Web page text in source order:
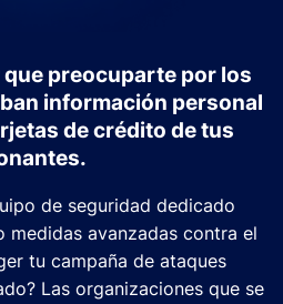
preocuparte por los
información personal
de crédito de tus
de seguridad dedicado
medidas avanzadas contra el
tu campaña de ataques
Las organizaciones que se